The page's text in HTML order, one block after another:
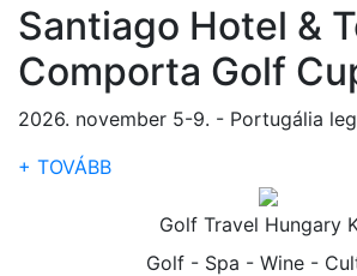
Santiago Hotel &
Comporta Golf
2026. november 5-9. - Portugália
+ TOVÁBB
Golf Travel Hungary
Golf - Spa - Wine -